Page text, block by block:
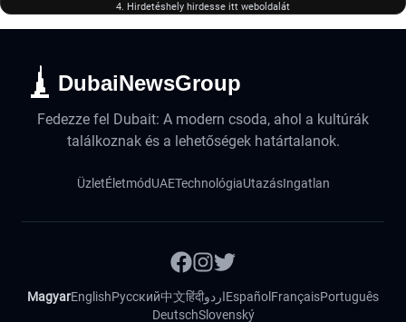
4. Hirdetéshely hirdesse itt weboldalát
DubaiNewsGroup
Fedezze fel Dubait: A modern csoda, ahol a kultúrák
találkoznak és a lehetőségek határtalanok.
ÜzletÉletmódUAETechnológiaUtazásIngatlan
MagyarEnglishРусский中文हिंदीاردوEspañol FrançaisPortuguês
DeutschSlovenský